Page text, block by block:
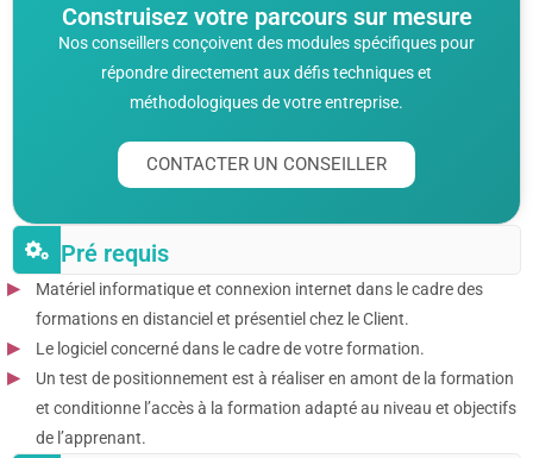
Construisez votre parcours sur mesure
Nos conseillers conçoivent des modules spécifiques pour
répondre directement aux défis techniques et
méthodologiques de votre entreprise.
CONTACTER UN CONSEILLER
Pré requis
Matériel informatique et connexion internet dans le cadre des
formations en distanciel et présentiel chez le Client.
Le logiciel concerné dans le cadre de votre formation.
Un test de positionnement est à réaliser en amont de la formation
et conditionne l’accès à la formation adapté au niveau et objectifs
de l’apprenant.